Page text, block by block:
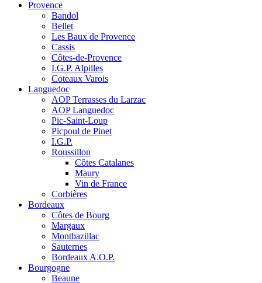
Provence
Bandol
Bellet
Les Baux de Provence
Cassis
Côtes-de-Provence
I.G.P. Alpilles
Coteaux Varois
Languedoc
AOP Terrasses du Larzac
AOP Languedoc
Pic-Saint-Loup
Picpoul de Pinet
I.G.P.
Roussillon
Côtes Catalanes
Maury
Vin de France
Corbières
Bordeaux
Côtes de Bourg
Margaux
Montbazillac
Sauternes
Bordeaux A.O.P.
Bourgogne
Beaune